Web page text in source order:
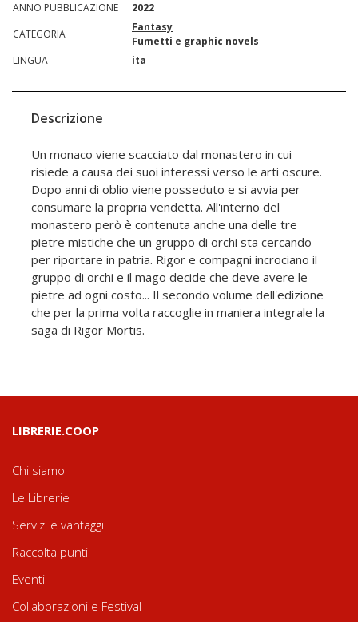
ANNO PUBBLICAZIONE
2022
CATEGORIA
Fantasy
Fumetti e graphic novels
LINGUA
ita
Descrizione
Un monaco viene scacciato dal monastero in cui
risiede a causa dei suoi interessi verso le arti oscure.
Dopo anni di oblio viene posseduto e si avvia per
consumare la propria vendetta. All'interno del
monastero però è contenuta anche una delle tre
pietre mistiche che un gruppo di orchi sta cercando
per riportare in patria. Rigor e compagni incrociano il
gruppo di orchi e il mago decide che deve avere le
pietre ad ogni costo... Il secondo volume dell'edizione
che per la prima volta raccoglie in maniera integrale la
saga di Rigor Mortis.
LIBRERIE.COOP
Chi siamo
Le Librerie
Servizi e vantaggi
Raccolta punti
Eventi
Collaborazioni e Festival